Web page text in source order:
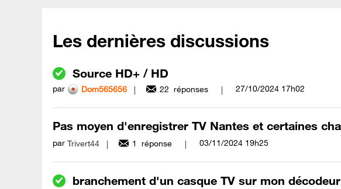
Les dernières discussions
Source HD+ / HD
par Dom565656 22 réponses ‎27/10/2024 17h02
Pas moyen d'enregistrer TV Nantes et certaines
par Trivert44 1 réponse ‎03/11/2024 19h25
branchement d'un casque TV sur mon